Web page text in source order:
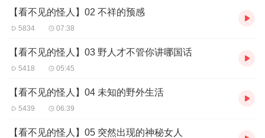
【看不见的怪人】02 不祥的预感
5834 07:38
【看不见的怪人】03 野人才不管你讲哪国话
5418 05:45
【看不见的怪人】04 未知的野外生活
5439 06:39
【看不见的怪人】05 突然出现的神秘女人